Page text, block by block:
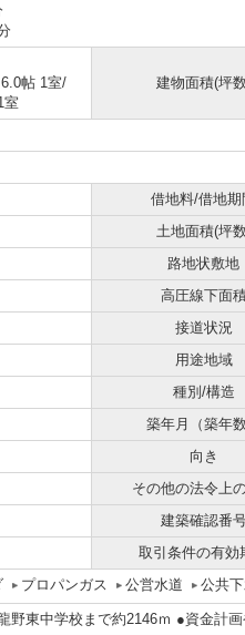
帖 1室/
室
建物面積(坪
借地料/借地期
土地面積(坪
路地状敷地
高圧線下面
接道状況
用途地域
種別/構造
築年月（築年
向き
その他の法令上
建築確認番
取引条件の有効
プロパンガス 公営水道 公共
野東中学校まで約2146ｍ ●資金計